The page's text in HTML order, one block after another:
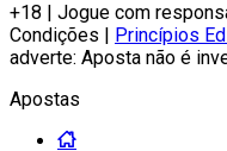
+18 | Jogue com
Condições | Princípios
adverte: Aposta não é
Apostas